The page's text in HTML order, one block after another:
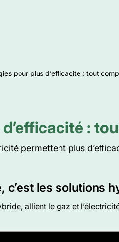
pour plus d’efficacité : tout
:
permettent plus
c’est les solutions
allient le gaz et